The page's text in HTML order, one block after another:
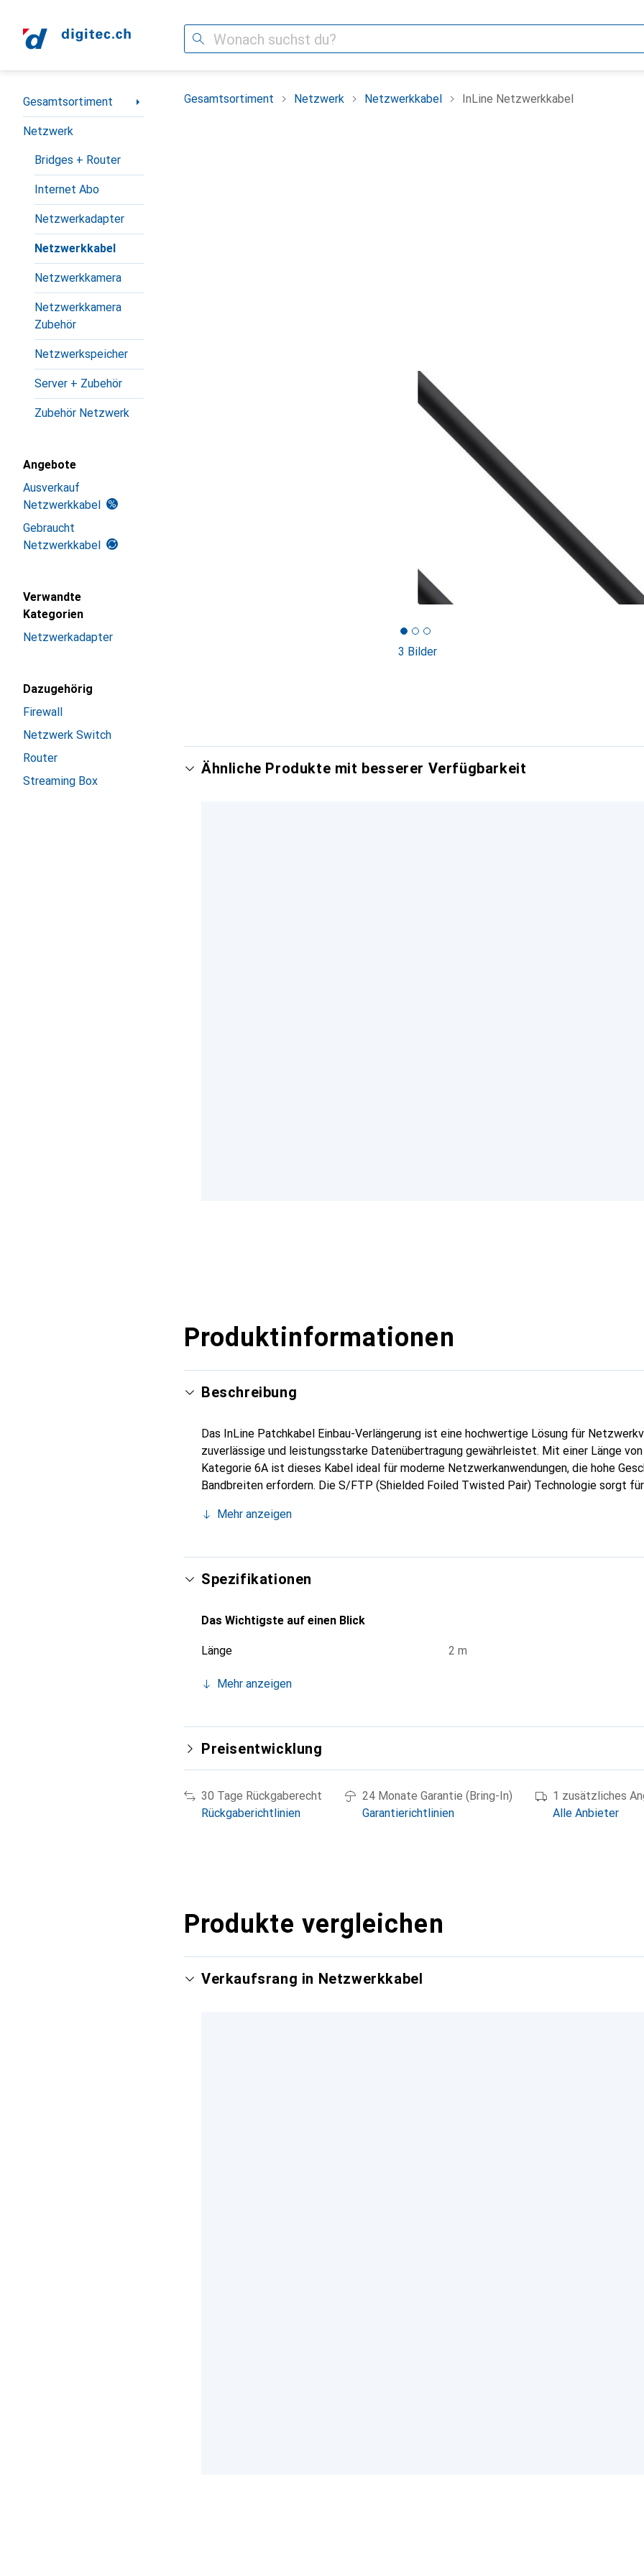
Suche
Navigation nach Kategorien
Gesamtsortiment
Netzwerk
Bridges + Router
Internet Abo
Netzwerkadapter
Netzwerkkabel
Netzwerkkamera
Netzwerkkamera
Zubehör
Netzwerkspeicher
Server + Zubehör
Zubehör Netzwerk
Angebote
Ausverkauf
Netzwerkkabel
Gebraucht
Netzwerkkabel
Verwandte
Kategorien
Netzwerkadapter
Dazugehörig
Firewall
Netzwerk Switch
Router
Streaming Box
Gesamtsortiment Netzwerk Netzwerkkabel InLine Netzwerkkabel
3 Bilder
Ähnliche Produkte mit besserer Verfügbarkeit
Produktinformationen
Beschreibung
Das InLine Patchkabel Einbau-Verlängerung ist eine hochwertige Lösung für
zuverlässige und leistungsstarke Datenübertragung gewährleistet. Mit einer Länge
Kategorie 6A ist dieses Kabel ideal für moderne Netzwerkanwendungen, die hohe
Bandbreiten erfordern. Die S/FTP (Shielded Foiled Twisted Pair) Technologie sorgt
zusätzliche Sicherheit und Umweltfreundlichkeit bietet. Das Kabel ist mit einem RJ-45
eine einfache Integration in bestehende Systeme ermöglicht. Die Verwendung von
Halogen (LSZH) Materialien minimiert die Rauchentwicklung im Brandfall und trägt zur
Patchkabel ist somit eine ausgezeichnete Wahl für alle, die Wert auf Qualität und
Mehr anzeigen
Spezifikationen
Das Wichtigste auf einen Blick
Länge 2 m
Mehr anzeigen
Preisentwicklung
30 Tage Rückgaberecht
Rückgaberichtlinien
24 Monate Garantie (Bring-In)
Garantierichtlinien
1 zusätzliches
Alle Anbieter
Produkte vergleichen
Verkaufsrang in Netzwerkkabel